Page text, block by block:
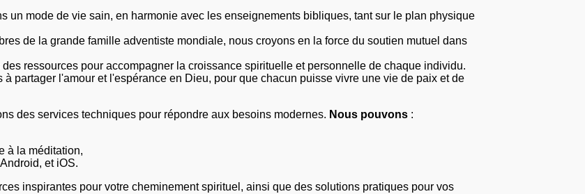
un mode de vie sain, en harmonie avec les enseignements bibliques, tant sur le plan physique
de la grande famille adventiste mondiale, nous croyons en la force du soutien mutuel dans
des ressources pour accompagner la croissance spirituelle et personnelle de chaque individu.
à partager l'amour et l'espérance en Dieu, pour que chacun puisse vivre une vie de paix et de
des services techniques pour répondre aux besoins modernes. Nous pouvons :
à la méditation,
et iOS.
inspirantes pour votre cheminement spirituel, ainsi que des solutions pratiques pour vos